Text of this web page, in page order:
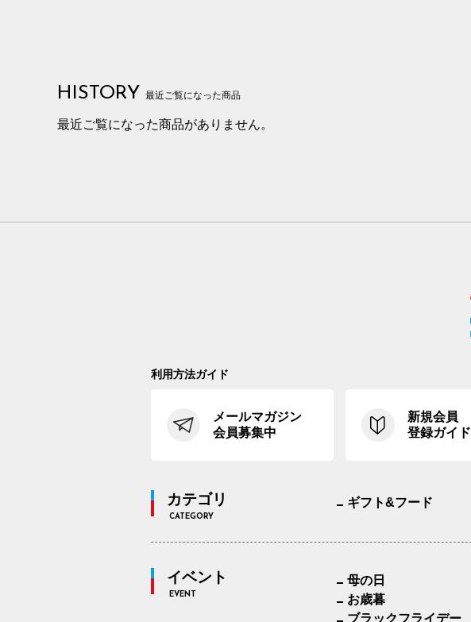
HISTORY 最近ご覧になった商品
最近ご覧になった商品がありません。
利用方法ガイド
メールマガジン
会員募集中
新規会員
登録ガイド
カテゴリ
CATEGORY
ギフト&フード
イベント
EVENT
母の日
お歳暮
ブラックフライデー